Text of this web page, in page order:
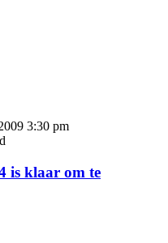
3:30 pm
is klaar om te